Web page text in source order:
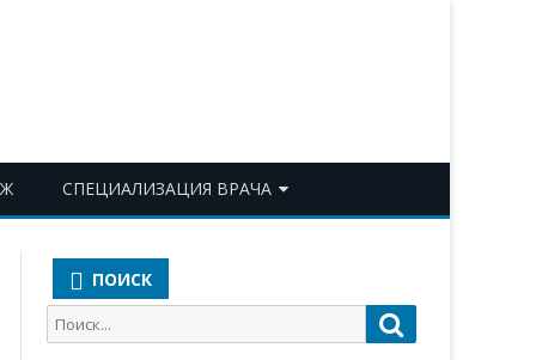
СПЕЦИАЛИЗАЦИЯ ВРАЧА
АЛЛЕРГОЛОГ-ИММУНОЛОГ
АНЕСТЕЗИОЛОГ-
ПОИСК
Поиск
для: